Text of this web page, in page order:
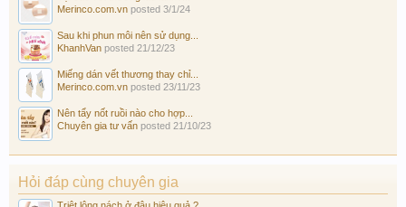
Merinco.com.vn posted 3/1/24
Sau khi phun môi nên sử dụng...
KhanhVan posted 21/12/23
Miếng dán vết thương thay chỉ...
Merinco.com.vn posted 23/11/23
Nên tẩy nốt ruồi nào cho hợp...
Chuyên gia tư vấn posted 21/10/23
Hỏi đáp cùng chuyên gia
Triệt lông nách ở đâu hiệu quả ?